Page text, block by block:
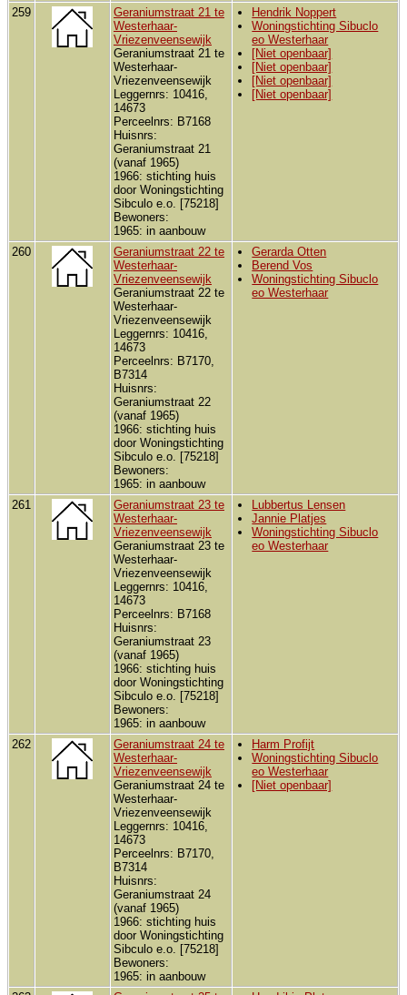
259
Geraniumstraat 21 te
Westerhaar-
Vriezenveensewijk
Geraniumstraat 21 te
Westerhaar-
Vriezenveensewijk
Leggernrs: 10416,
14673
Perceelnrs: B7168
Huisnrs:
Geraniumstraat 21
(vanaf 1965)
1966: stichting huis
door Woningstichting
Sibculo e.o. [75218]
Bewoners:
1965: in aanbouw
Hendrik Noppert
Woningstichting Sibuclo
eo Westerhaar
[Niet openbaar]
[Niet openbaar]
[Niet openbaar]
[Niet openbaar]
260
Geraniumstraat 22 te
Westerhaar-
Vriezenveensewijk
Geraniumstraat 22 te
Westerhaar-
Vriezenveensewijk
Leggernrs: 10416,
14673
Perceelnrs: B7170,
B7314
Huisnrs:
Geraniumstraat 22
(vanaf 1965)
1966: stichting huis
door Woningstichting
Sibculo e.o. [75218]
Bewoners:
1965: in aanbouw
Gerarda Otten
Berend Vos
Woningstichting Sibuclo
eo Westerhaar
261
Geraniumstraat 23 te
Westerhaar-
Vriezenveensewijk
Geraniumstraat 23 te
Westerhaar-
Vriezenveensewijk
Leggernrs: 10416,
14673
Perceelnrs: B7168
Huisnrs:
Geraniumstraat 23
(vanaf 1965)
1966: stichting huis
door Woningstichting
Sibculo e.o. [75218]
Bewoners:
1965: in aanbouw
Lubbertus Lensen
Jannie Platjes
Woningstichting Sibuclo
eo Westerhaar
262
Geraniumstraat 24 te
Westerhaar-
Vriezenveensewijk
Geraniumstraat 24 te
Westerhaar-
Vriezenveensewijk
Leggernrs: 10416,
14673
Perceelnrs: B7170,
B7314
Huisnrs:
Geraniumstraat 24
(vanaf 1965)
1966: stichting huis
door Woningstichting
Sibculo e.o. [75218]
Bewoners:
1965: in aanbouw
Harm Profijt
Woningstichting Sibuclo
eo Westerhaar
[Niet openbaar]